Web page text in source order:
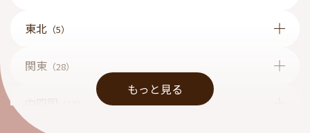
東北 （5）
関東 （28）
もっと見る